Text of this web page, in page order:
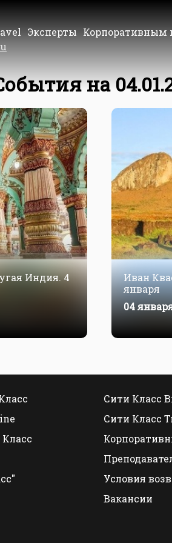
Эксперты Корпоративным
на
Индия. 4
Иван
января
04
Сити Класс
Сити Класс
Условия
Вакансии